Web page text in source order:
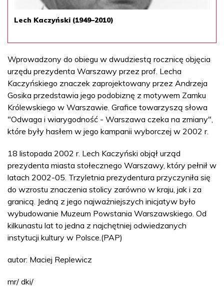
Lech Kaczyński (1949–2010)
Wprowadzony do obiegu w dwudziestą rocznicę objęcia
urzędu prezydenta Warszawy przez prof. Lecha
Kaczyńskiego znaczek zaprojektowany przez Andrzeja
Gosika przedstawia jego podobiznę z motywem Zamku
Królewskiego w Warszawie. Grafice towarzyszą słowa
"Odwaga i wiarygodność - Warszawa czeka na zmiany",
które były hasłem w jego kampanii wyborczej w 2002 r.
18 listopada 2002 r. Lech Kaczyński objął urząd
prezydenta miasta stołecznego Warszawy, który pełnił w
latach 2002-05. Trzyletnia prezydentura przyczyniła się
do wzrostu znaczenia stolicy zarówno w kraju, jak i za
granicą. Jedną z jego najważniejszych inicjatyw było
wybudowanie Muzeum Powstania Warszawskiego. Od
kilkunastu lat to jedna z najchętniej odwiedzanych
instytucji kultury w Polsce.(PAP)
autor: Maciej Replewicz
mr/ dki/